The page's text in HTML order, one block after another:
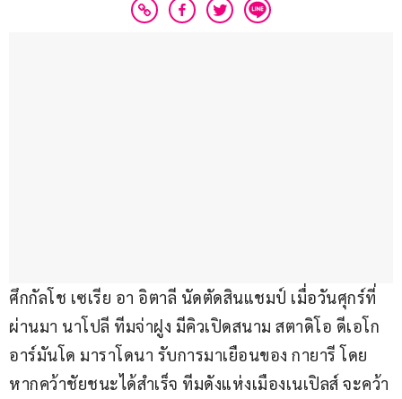
ศึกกัลโช เซเรีย อา อิตาลี นัดตัดสินแชมป์ เมื่อวันศุกร์ที่
ผ่านมา นาโปลี ทีมจ่าฝูง มีคิวเปิดสนาม สตาดิโอ ดีเอโก
อาร์มันโด มาราโดนา รับการมาเยือนของ กายารี โดย
หากคว้าชัยชนะได้สำเร็จ ทีมดังแห่งเมืองเนเปิลส์ จะคว้า